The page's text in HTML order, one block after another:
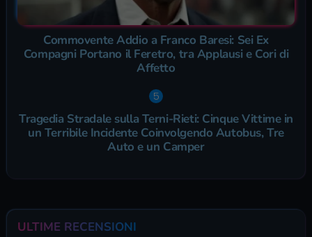
Commovente Addio a Franco Baresi: Sei Ex
Compagni Portano il Feretro, tra Applausi e Cori di
Affetto
Tragedia Stradale sulla Terni-Rieti: Cinque Vittime in
un Terribile Incidente Coinvolgendo Autobus, Tre
Auto e un Camper
ULTIME RECENSIONI